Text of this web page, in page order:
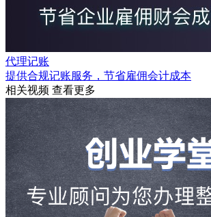
代理记账
提供合规记账服务，节省雇佣会计成本
相关视频 查看更多